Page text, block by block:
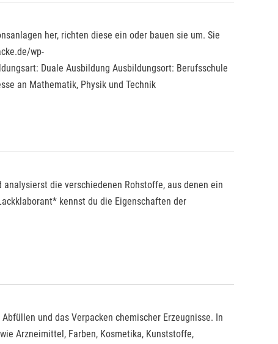
her, richten diese ein oder bauen sie um. Sie
wp-
Duale Ausbildung Ausbildungsort: Berufsschule
an Mathematik, Physik und Technik
die verschiedenen Rohstoffe, aus denen ein
kennst du die Eigenschaften der
und das Verpacken chemischer Erzeugnisse. In
Arzneimittel, Farben, Kosmetika, Kunststoffe,